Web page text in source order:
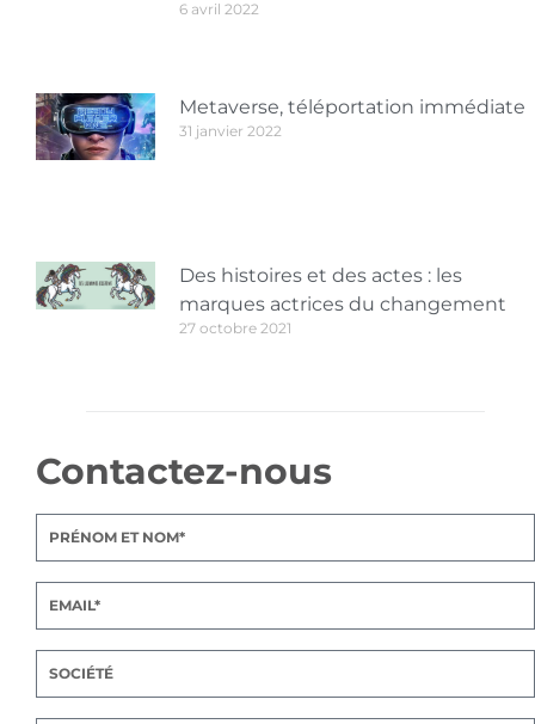
6 avril 2022
Metaverse, téléportation immédiate
31 janvier 2022
Des histoires et des actes : les
marques actrices du changement
27 octobre 2021
Contactez-nous